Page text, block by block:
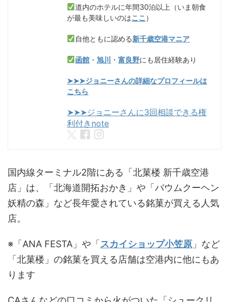
道内のホテルに年間30泊以上（いま朝食
が最も美味しいのはここ ）
自他ともに認める新千歳空港マニア
函館 ・旭川 ・富良野にも居住経験あり
➤➤➤ジョニーさんの詳細なプロフィールは
こちら
➤➤➤ジョニーさんに3回相談できる権
利付きnote
国内線ターミナル2階にある「北菓楼 新千歳空港
店」は、「北海道開拓おかき」や「バウムクーヘン
妖精の森」など長年愛されている銘菓が買える人気
店。
※「ANA FESTA」や「 スカイショップ小笠原 」など
「北菓楼」の銘菓を買える店舗は空港内に他にもあ
ります